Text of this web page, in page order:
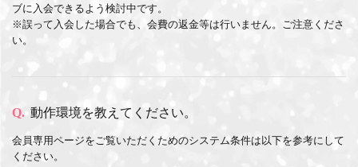
ブに入会できるよう検討中です。
※誤って入会した場合でも、会費の返金等は行いません。ご注意くださ
い。
Q. 動作環境を教えてください。
会員専用ページをご覧いただくためのシステム条件は以下を参考にして
ください。